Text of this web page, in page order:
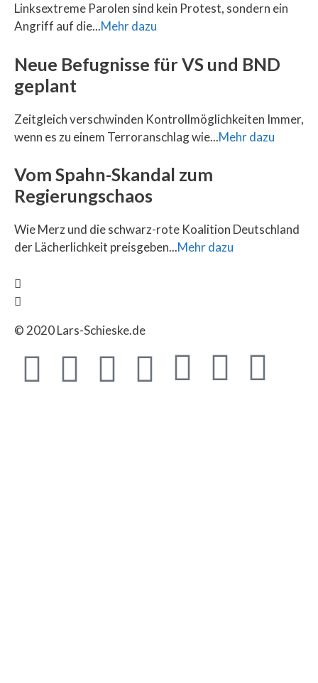
Linksextreme Parolen sind kein Protest, sondern ein
Angriff auf die...Mehr dazu
Neue Befugnisse für VS und BND
geplant
Zeitgleich verschwinden Kontrollmöglichkeiten Immer,
wenn es zu einem Terroranschlag wie...Mehr dazu
Vom Spahn-Skandal zum
Regierungschaos
Wie Merz und die schwarz-rote Koalition Deutschland
der Lächerlichkeit preisgeben...Mehr dazu
© 2020 Lars-Schieske.de